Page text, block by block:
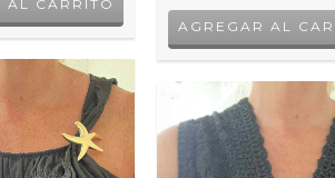
AGREGAR AL